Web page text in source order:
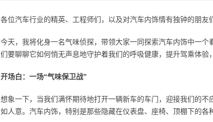
各位汽车行业的精英、工程师们，以及对汽车内饰情有独钟的朋友
今天，我将化身一名气味侦探，带领大家一同探索汽车内饰中一
们要聊聊它如何悄无声息地守护着我们的呼吸健康，提升驾乘体验
开场白：一场“气味保卫战”
想象一下，当我们满怀期待地打开一辆新车的车门，迎接我们的
如人意。汽车内饰，特别是那些隐藏在仪表盘、座椅、顶棚下的各